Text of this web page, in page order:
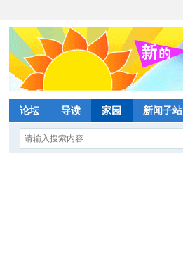
论坛 导读 家园 新闻子站